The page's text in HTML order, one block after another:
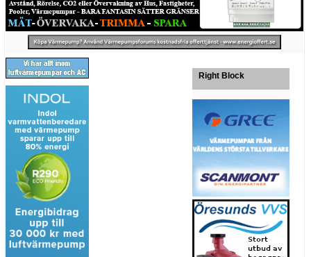
Right Block